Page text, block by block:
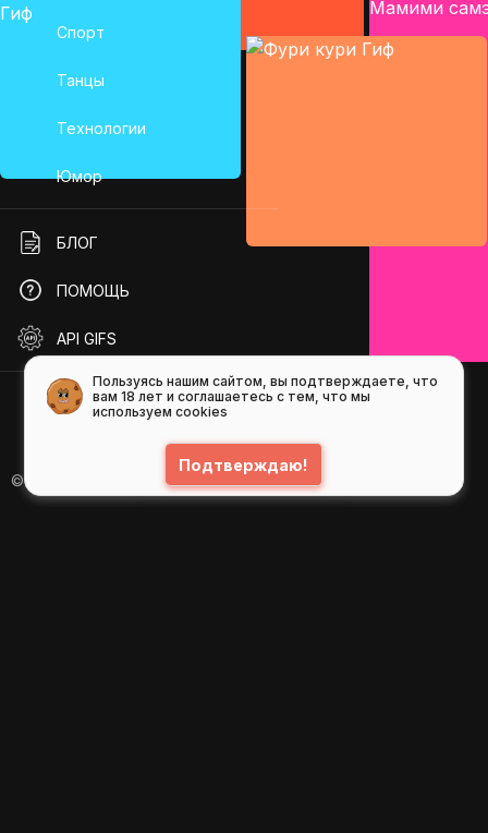
Спорт
Танцы
Технологии
Юмор
БЛОГ
ПОМОЩЬ
API GIFS
© 2026
GIFS ( gifs.ru , гифки.рф )
Пользуясь нашим сайтом, вы подтверждаете, что
вам 18 лет и соглашаетесь с тем, что мы
используем cookies
Подтверждаю!